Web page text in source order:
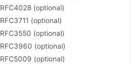
RFC4028 (optional)
RFC3711 (optional)
RFC3550 (optional)
RFC3960 (optional)
RFC5009 (optional)